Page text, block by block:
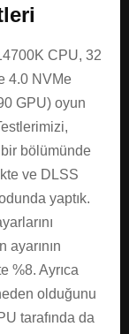
CPU, 32
4.0 NVMe
GPU) oyun
bölümünde
ve DLSS
yaptık.
ayarının
%8. Ayrıca
olduğunu
tarafında da